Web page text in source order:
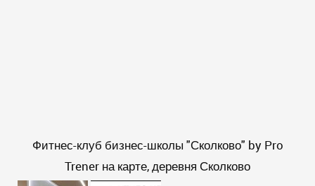
Фитнес-клуб бизнес-школы "Сколково" by Pro
Trener на карте, деревня Сколково